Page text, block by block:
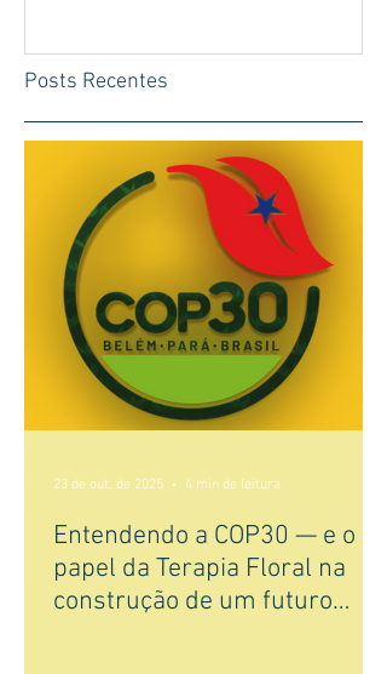
Posts Recentes
Entendendo a COP30 — e o
papel da Terapia Floral na
construção de um futuro
23 de out. de 2025 4 min de leitura